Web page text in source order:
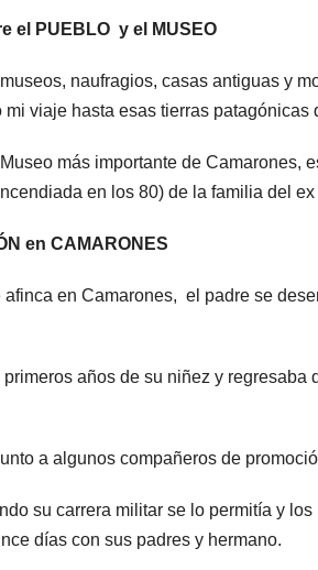
el PUEBLO y el MUSEO
naufragios, casas antiguas y
viaje hasta esas tierras patagónicas
más importante de Camarones,
en los 80) de la familia del
en CAMARONES
en Camarones, el padre se
años de su niñez y
a algunos compañeros de
su carrera militar se lo permitía y
días con sus padres y hermano.